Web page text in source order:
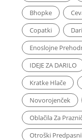
Bhopke
Copatki
Enoslojne
IDEJE ZA DARILO
Kratke Hlače
Novorojenček
Oblačila Za
Otroški